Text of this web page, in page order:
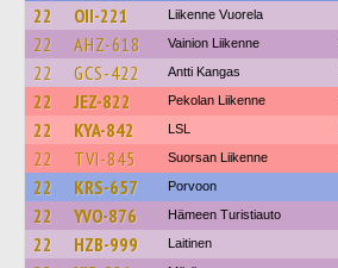
22 OII-221 Liikenne Vuorela
22 AHZ-618 Vainion Liikenne
22 GCS-422 Antti Kangas
22 JEZ-822 Pekolan Liikenne
22 KYA-842 LSL
22 TVI-845 Suorsan Liikenne
22 KRS-657 Porvoon
22 YVO-876 Hämeen Turistiauto
22 HZB-999 Laitinen